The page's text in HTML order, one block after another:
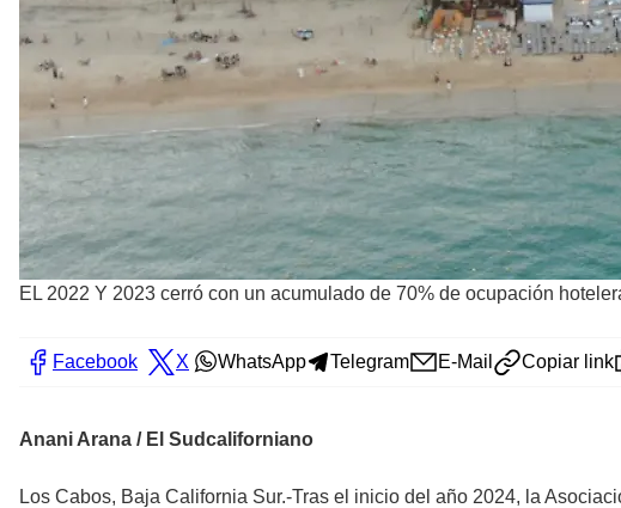
EL 2022 Y 2023 cerró con un acumulado de 70% de ocupación
Facebook X WhatsApp Telegram E-Mail Copiar link
Anani Arana / El Sudcaliforniano
Los Cabos, Baja California Sur.-Tras el inicio del año 2024, la